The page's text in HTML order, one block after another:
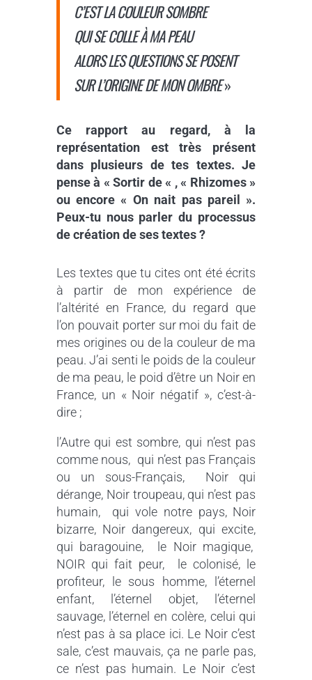
C’EST LA COULEUR SOMBRE
QUI SE COLLE À MA PEAU
ALORS LES QUESTIONS SE POSENT
SUR L’ORIGINE DE MON OMBRE»
Ce rapport au regard, à la
représentation est très présent
dans plusieurs de tes textes. Je
pense à « Sortir de « , « Rhizomes »
ou encore « On nait pas pareil ».
Peux-tu nous parler du processus
de création de ses textes ?
Les textes que tu cites ont été écrits
à partir de mon expérience de
l’altérité en France, du regard que
l’on pouvait porter sur moi du fait de
mes origines ou de la couleur de ma
peau. J’ai senti le poids de la couleur
de ma peau, le poid d’être un Noir en
France, un « Noir négatif », c’est-à-
dire ;
l’Autre qui est sombre, qui n’est pas
comme nous, qui n’est pas Français
ou un sous-Français, Noir qui
dérange, Noir troupeau, qui n’est pas
humain, qui vole notre pays, Noir
bizarre, Noir dangereux, qui excite,
qui baragouine, le Noir magique,
NOIR qui fait peur, le colonisé, le
profiteur, le sous homme, l’éternel
enfant, l’éternel objet, l’éternel
sauvage, l’éternel en colère, celui qui
n’est pas à sa place ici. Le Noir c’est
sale, c’est mauvais, ça ne parle pas,
ce n’est pas humain. Le Noir c’est